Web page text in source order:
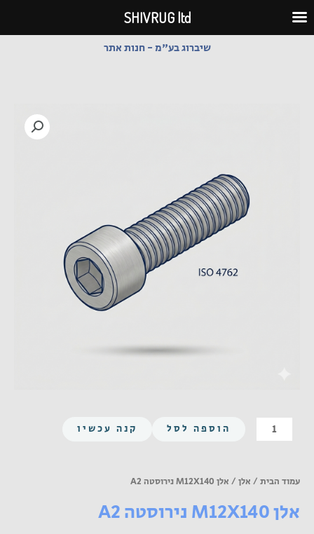
לתוכן
שיברוג בע"מ - חנות אתר
כמות
של
M12X140
A2
הוספה לסל קנה עכשיו
עמוד הבית / אלן / אלן M12X140 נירוסטה A2
אלן M12X140 נירוסטה A2
SHIVRUG ltd